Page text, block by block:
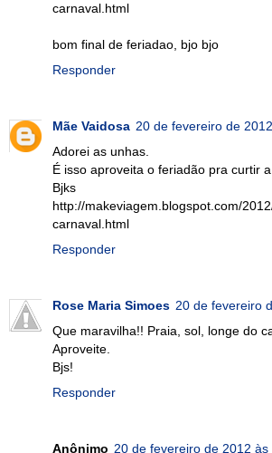
carnaval.html
bom final de feriadao, bjo bjo
Responder
Mãe Vaidosa 20 de fevereiro de
Adorei as unhas.
É isso aproveita o feriadão pra curtir a
Bjks
http://makeviagem.blogspot.com/
carnaval.html
Responder
Rose Maria Simoes 20 de fevereiro
Que maravilha!! Praia, sol, longe do
Aproveite.
Bjs!
Responder
Anônimo 20 de fevereiro de 2012 às